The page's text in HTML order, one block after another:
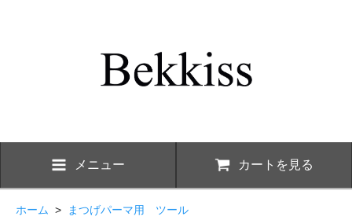
メニュー カートを見る
ホーム > まつげパーマ用 ツール